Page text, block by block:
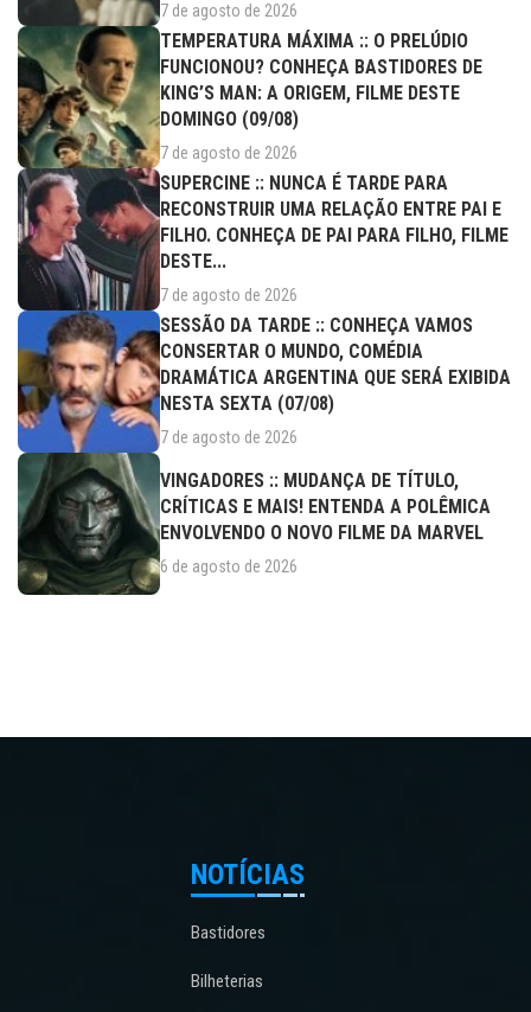
7 de agosto de 2026
TEMPERATURA MÁXIMA :: O PRELÚDIO
FUNCIONOU? CONHEÇA BASTIDORES DE
KING’S MAN: A ORIGEM, FILME DESTE
DOMINGO (09/08)
7 de agosto de 2026
SUPERCINE :: NUNCA É TARDE PARA
RECONSTRUIR UMA RELAÇÃO ENTRE PAI E
FILHO. CONHEÇA DE PAI PARA FILHO, FILME
DESTE...
7 de agosto de 2026
SESSÃO DA TARDE :: CONHEÇA VAMOS
CONSERTAR O MUNDO, COMÉDIA
DRAMÁTICA ARGENTINA QUE SERÁ EXIBIDA
NESTA SEXTA (07/08)
7 de agosto de 2026
VINGADORES :: MUDANÇA DE TÍTULO,
CRÍTICAS E MAIS! ENTENDA A POLÊMICA
ENVOLVENDO O NOVO FILME DA MARVEL
6 de agosto de 2026
NOTÍCIAS
Bastidores
Bilheterias